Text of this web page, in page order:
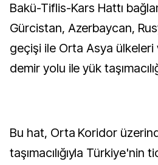
Bakü-Tiflis-Kars Hattı
Gürcistan, Azerbaycan,
geçişi ile Orta Asya
demir yolu ile yük
Bu hat, Orta Koridor
taşımacılığıyla Türkiye'nin